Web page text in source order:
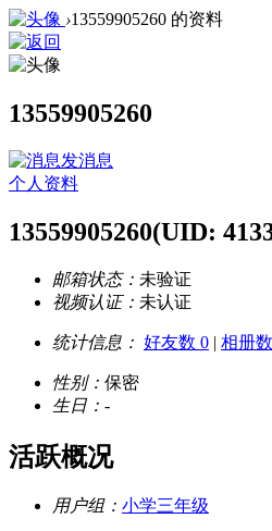
›13559905260 的资料
13559905260
发消息
个人资料
13559905260(UID:
邮箱状态： 未验证
视频认证： 未认证
统计信息： 好友数 0 | 相册
性别： 保密
生日： -
活跃概况
用户组： 小学三年级